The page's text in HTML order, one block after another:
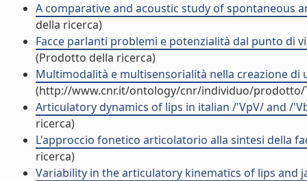
A comparative and acoustic study of spontaneous
della ricerca)
Facce parlanti problemi e potenzialità dal punto di
(Prodotto della ricerca)
Multimodalità e multisensorialità nella creazione
(http://www.cnr.it/ontology/cnr/individuo/prodotto/
Articulatory dynamics of lips in italian /'VpV/ and /
ricerca)
L'approccio fonetico articolatorio alla sintesi della
ricerca)
Variability in the articulatory kinematics of lips and